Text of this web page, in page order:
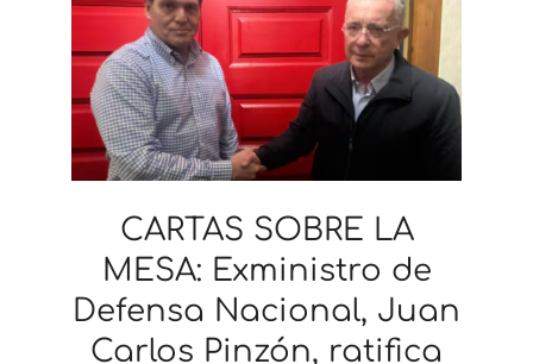
CARTAS SOBRE LA
MESA: Exministro de
Defensa Nacional, Juan
Carlos Pinzón, ratifica